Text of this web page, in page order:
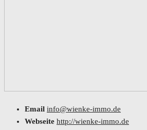
Email info@wienke-immo.de
Webseite http://wienke-immo.de